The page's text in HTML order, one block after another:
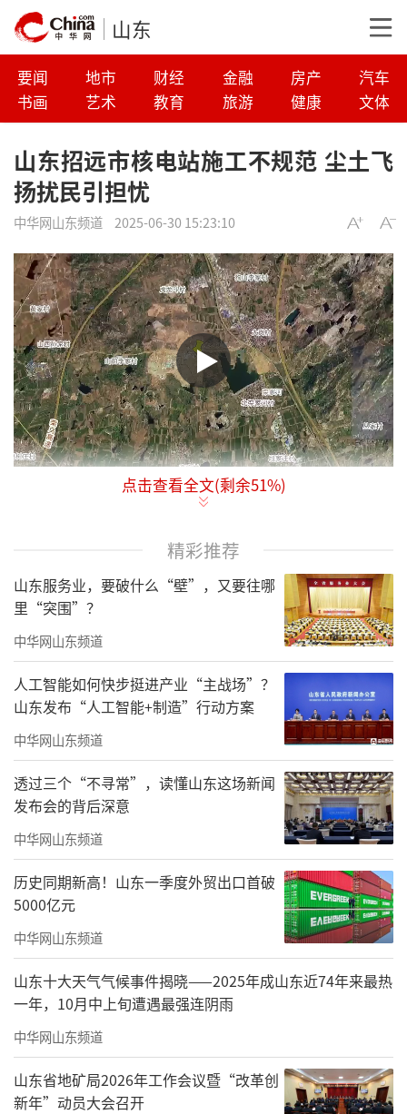
山东
要闻 地市 财经 金融 房产
汽车
书画
艺术 教育 旅游 健康 文体
山东招远市核电站施工不规范 尘土飞
扬扰民引担忧
中华网山东频道 2025-06-30 15:23:10
市民反映山东招远核电站施工现场存在施
家村居民生活。工作人员实地查看发现，施工
现场土方作业频繁，却未采取有效降尘措施，
裸露地面未覆盖防尘网，运输车辆驶过尘土漫
天，部分路段尘土厚达数厘米，空气有刺鼻土
腥味，附近居民怨声载道。招远核电站是重要
能源项目，其建设中如何平衡施工进度与环境
保护、居民生活质量的关系，需施工方和相关
部门深思。
责任编辑：王鑫
点击查看全文(剩余51%)
精彩推荐
山东服务业，要破什么“壁”，又要往哪
里“突围”？
中华网山东频道
人工智能如何快步挺进产业“主战场”？
山东发布“人工智能+制造”行动方案
中华网山东频道
透过三个“不寻常”，读懂山东这场新闻
发布会的背后深意
中华网山东频道
历史同期新高！山东一季度外贸出口首破
5000亿元
中华网山东频道
山东十大天气气候事件揭晓——2025年成山东近74年来最热
一年，10月中上旬遭遇最强连阴雨
中华网山东频道
山东省地矿局2026年工作会议暨“改革创
新年”动员大会召开